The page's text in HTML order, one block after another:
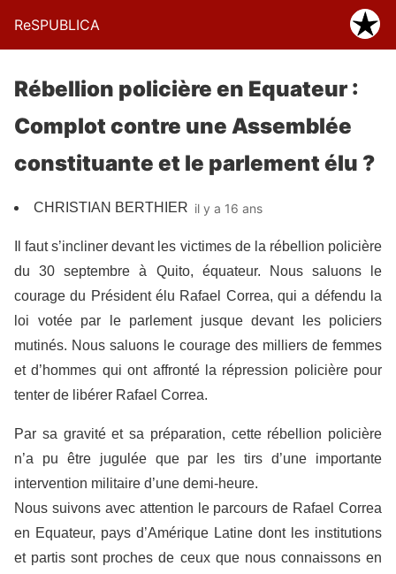
ReSPUBLICA
Rébellion policière en Equateur :
Complot contre une Assemblée
constituante et le parlement élu ?
CHRISTIAN BERTHIER il y a 16 ans
Il faut s’incliner devant les victimes de la rébellion policière
du 30 septembre à Quito, équateur. Nous saluons le
courage du Président élu Rafael Correa, qui a défendu la
loi votée par le parlement jusque devant les policiers
mutinés. Nous saluons le courage des milliers de femmes
et d’hommes qui ont affronté la répression policière pour
tenter de libérer Rafael Correa.
Par sa gravité et sa préparation, cette rébellion policière
n’a pu être jugulée que par les tirs d’une importante
intervention militaire d’une demi-heure.
Nous suivons avec attention le parcours de Rafael Correa
en Equateur, pays d’Amérique Latine dont les institutions
et partis sont proches de ceux que nous connaissons en